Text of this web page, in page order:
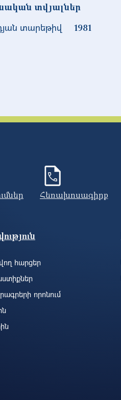
տվյալներ
տարեթիվ
1981
Հեռախոսագիրք
հարցեր
որոնում